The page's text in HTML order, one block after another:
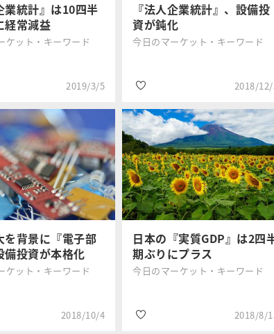
業統計』は10四半
経常減益
ケット・キーワード
2019/3/5
ア
ジ
#設備投資
#みんなの投資
『法人企業統計』、設備投
資が鈍化
今日のマーケット・キーワード
2018/
三井住友DSア
セットマネジ
メント
#設備投資
#貿易戦争
を背景に『電子部
備投資が本格化
ケット・キーワード
2018/10/4
日本の『実質GDP』は2四
期ぶりにプラス
今日のマーケット・キーワード
2018/8/